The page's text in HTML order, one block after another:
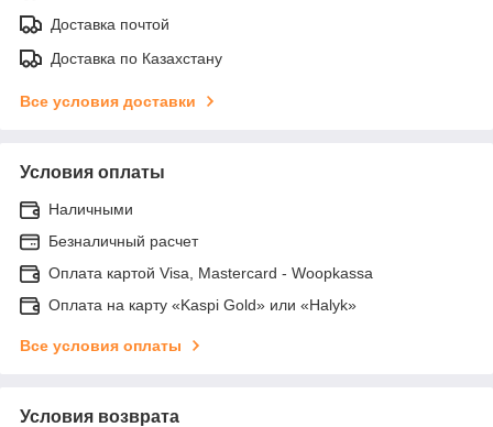
Доставка почтой
Доставка по Казахстану
Все условия доставки
Условия оплаты
Наличными
Безналичный расчет
Оплата картой Visa, Mastercard - Woopkassa
Оплата на карту «Kaspi Gold» или «Halyk»
Все условия оплаты
Условия возврата